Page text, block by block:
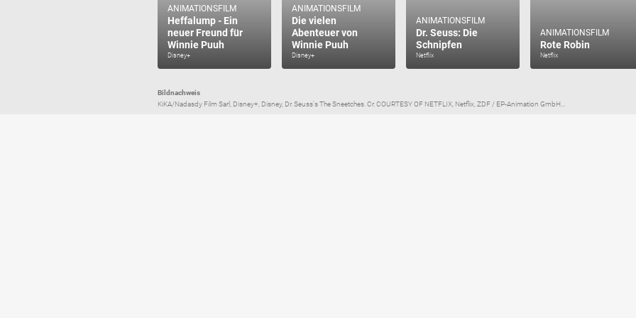
ANIMATIONSFILM
Heffalump - Ein
neuer Freund für
Winnie Puuh
Disney+
ANIMATIONSFILM
Die vielen
Abenteuer von
Winnie Puuh
Disney+
ANIMATIONSFILM
Dr. Seuss: Die
Schnipfen
Netflix
ANIMATIONSFILM
Rote Robin
Netflix
Bildnachweis
KiKA/Nadasdy Film Sarl, Disney+, Disney, Dr. Seuss's The Sneetches. Cr. COURTESY OF NETFLIX, Netflix, ZDF / EP-Animation GmbH...